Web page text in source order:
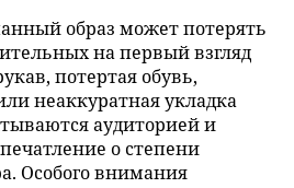
образ может потерять
на первый взгляд
потертая обувь,
неаккуратная укладка
аудиторией и
о степени
Особого внимания